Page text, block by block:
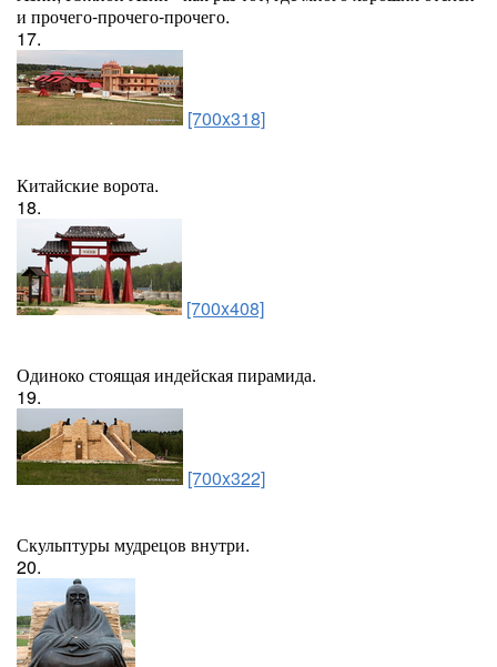
и прочего-прочего-прочего.
17.
[700x318]
Китайские ворота.
18.
[700x408]
Одиноко стоящая индейская пирамида.
19.
[700x322]
Скульптуры мудрецов внутри.
20.